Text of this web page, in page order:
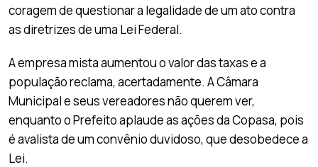
coragem de questionar a legalidade de um ato contra
as diretrizes de uma Lei Federal.
A empresa mista aumentou o valor das taxas e a
população reclama, acertadamente. A Câmara
Municipal e seus vereadores não querem ver,
enquanto o Prefeito aplaude as ações da Copasa, pois
é avalista de um convênio duvidoso, que desobedece a
Lei.